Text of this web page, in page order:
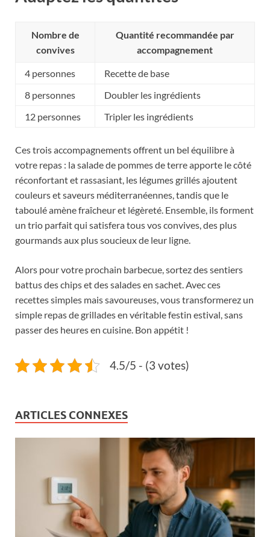
Nombre de
convives
Quantité recommandée par
accompagnement
4 personnes
Recette de base
8 personnes
Doubler les ingrédients
12 personnes
Tripler les ingrédients
Ces trois accompagnements offrent un bel équilibre à
votre repas : la salade de pommes de terre apporte le côté
réconfortant et rassasiant, les légumes grillés ajoutent
couleurs et saveurs méditerranéennes, tandis que le
taboulé amène fraîcheur et légèreté. Ensemble, ils forment
un trio parfait qui satisfera tous vos convives, des plus
gourmands aux plus soucieux de leur ligne.
Alors pour votre prochain barbecue, sortez des sentiers
battus des chips et des salades en sachet. Avec ces
recettes simples mais savoureuses, vous transformerez un
simple repas de grillades en véritable festin estival, sans
passer des heures en cuisine. Bon appétit !
4.5/5 - (3 votes)
ARTICLES CONNEXES